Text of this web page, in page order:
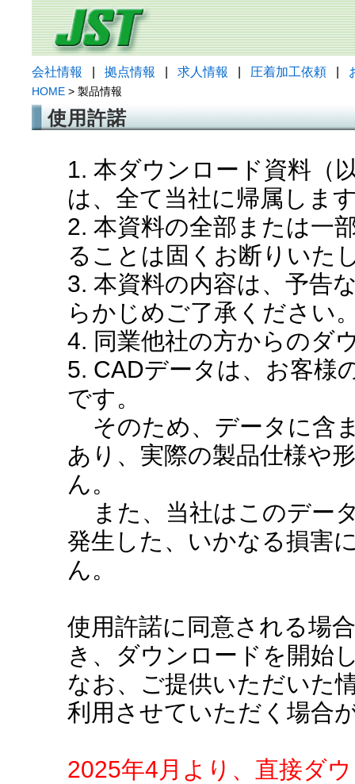
会社情報 拠点情報 求人情報 圧着加工依頼
HOME > 製品情報
使用許諾
1. 本ダウンロード資料（
は、全て当社に帰属しま
2. 本資料の全部または一
ることは固くお断りいた
3. 本資料の内容は、予告
らかじめご了承ください
4. 同業他社の方からのダ
5. CADデータは、お客様
です。
そのため、データに含
あり、実際の製品仕様や
ん。
また、当社はこのデー
発生した、いかなる損害
ん。
使用許諾に同意される場
き、ダウンロードを開始
なお、ご提供いただいた
利用させていただく場合
2025年4月より、直接ダ